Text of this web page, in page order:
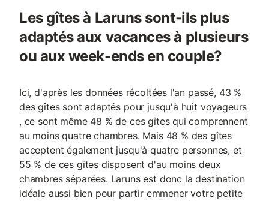
Les gîtes à Laruns sont-ils plus
adaptés aux vacances à plusieurs
ou aux week-ends en couple?
Ici, d'après les données récoltées l'an passé, 43 %
des gîtes sont adaptés pour jusqu'à huit voyageurs
, ce sont même 48 % de ces gîtes qui comprennent
au moins quatre chambres. Mais 48 % des gîtes
acceptent également jusqu'à quatre personnes, et
55 % de ces gîtes disposent d'au moins deux
chambres séparées. Laruns est donc la destination
idéale aussi bien pour partir emmener votre petite